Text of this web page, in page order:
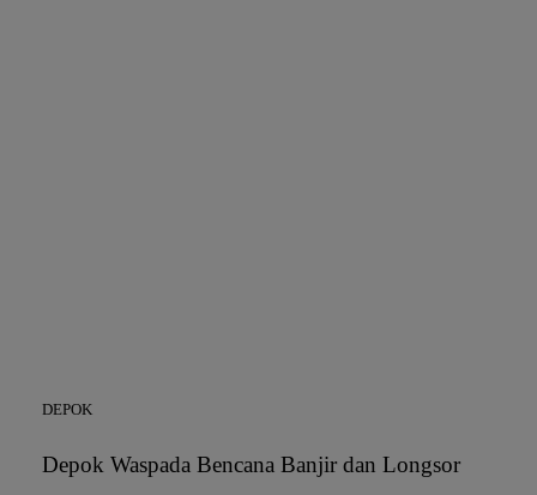
DEPOK
Depok Waspada Bencana Banjir dan Longsor